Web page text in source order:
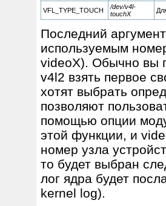
VFL_TYPE_TOUCH
/dev/v4l-
touchX
Последний
используемым
videoX). Обычно вы
v4l2 взять первое
хотят выбрать
позволяют
помощью опции
этой функции, и
номер узла
то будет выбран
лог ядра будет
kernel log).